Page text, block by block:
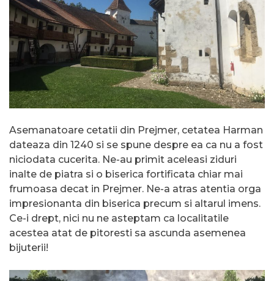
Asemanatoare cetatii din Prejmer, cetatea Harman
dateaza din 1240 si se spune despre ea ca nu a fost
niciodata cucerita. Ne-au primit aceleasi ziduri
inalte de piatra si o biserica fortificata chiar mai
frumoasa decat in Prejmer. Ne-a atras atentia orga
impresionanta din biserica precum si altarul imens.
Ce-i drept, nici nu ne asteptam ca localitatile
acestea atat de pitoresti sa ascunda asemenea
bijuterii!